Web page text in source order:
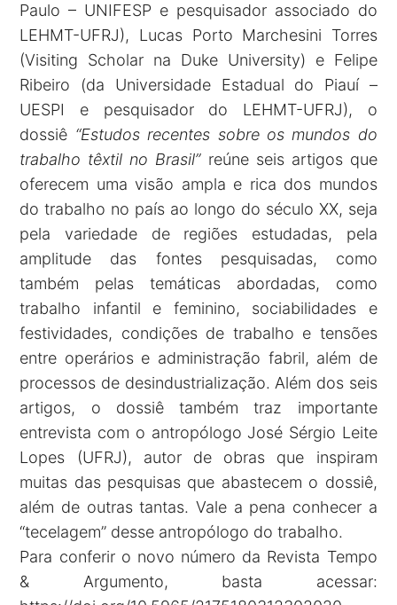
Paulo – UNIFESP e pesquisador associado do
LEHMT-UFRJ), Lucas Porto Marchesini Torres
(Visiting Scholar na Duke University) e Felipe
Ribeiro (da Universidade Estadual do Piauí –
UESPI e pesquisador do LEHMT-UFRJ), o
dossiê “Estudos recentes sobre os mundos do
trabalho têxtil no Brasil”reúne seis artigos que
oferecem uma visão ampla e rica dos mundos
do trabalho no país ao longo do século XX, seja
pela variedade de regiões estudadas, pela
amplitude das fontes pesquisadas, como
também pelas temáticas abordadas, como
trabalho infantil e feminino, sociabilidades e
festividades, condições de trabalho e tensões
entre operários e administração fabril, além de
processos de desindustrialização. Além dos seis
artigos, o dossiê também traz importante
entrevista com o antropólogo José Sérgio Leite
Lopes (UFRJ), autor de obras que inspiram
muitas das pesquisas que abastecem o dossiê,
além de outras tantas. Vale a pena conhecer a
“tecelagem” desse antropólogo do trabalho.
Para conferir o novo número da Revista Tempo
& Argumento, basta acessar: